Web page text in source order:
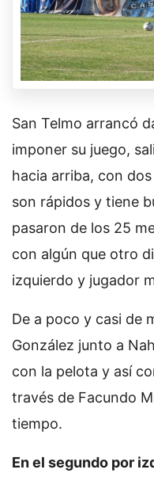
San Telmo arrancó
imponer su juego,
hacia arriba, con
son rápidos y tiene
pasaron de los 25
con algún que otro
izquierdo y jugador
De a poco y casi de
González junto a
con la pelota y así
través de Facundo
tiempo.
En el segundo por